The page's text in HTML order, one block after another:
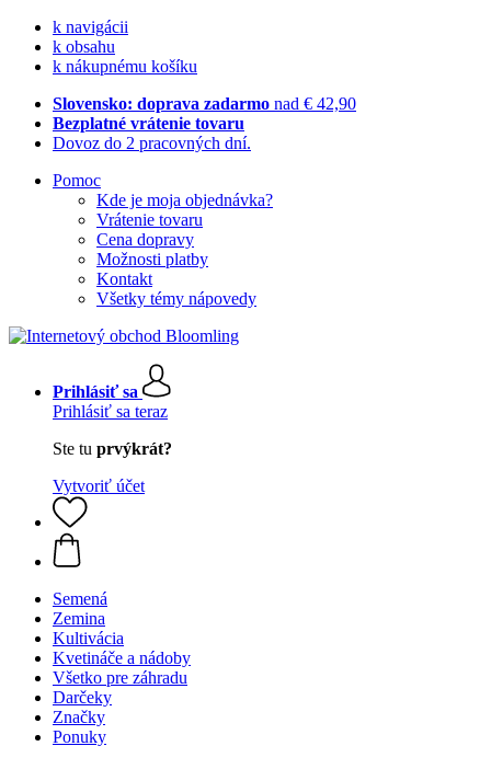
k navigácii
k obsahu
k nákupnému košíku
Slovensko: doprava zadarmo nad € 42,90
Bezplatné vrátenie tovaru
Dovoz do 2 pracovných dní.
Pomoc
Kde je moja objednávka?
Vrátenie tovaru
Cena dopravy
Možnosti platby
Kontakt
Všetky témy nápovedy
Prihlásiť sa
Prihlásiť sa teraz
Ste tu prvýkrát?
Vytvoriť účet
Semená
Zemina
Kultivácia
Kvetináče a nádoby
Všetko pre záhradu
Darčeky
Značky
Ponuky